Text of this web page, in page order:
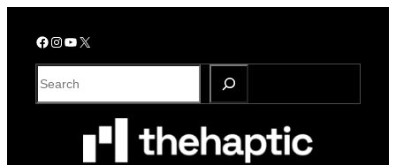
Facebook InstagramYouTube X
S
e